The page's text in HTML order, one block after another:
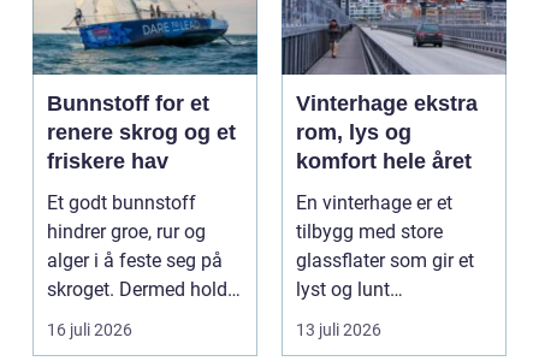
Bunnstoff for et
renere skrog og et
friskere hav
Et godt bunnstoff
hindrer groe, rur og
alger i å feste seg på
skroget. Dermed holder
båten bedre far...
16 juli 2026
Vinterhage ekstra
rom, lys og
komfort hele året
En vinterhage er et
tilbygg med store
glassflater som gir et
lyst og lunt
oppholdsrom nær
hagen, ogs...
13 juli 2026